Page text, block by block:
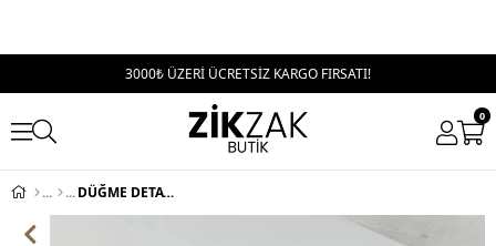
3000₺ ÜZERİ ÜCRETSİZ KARGO FIRSATI!
0
DÜĞME DETAY HIRKA VE PANTOLONLU SELANİK KUMAŞ TAKIM KAHVE